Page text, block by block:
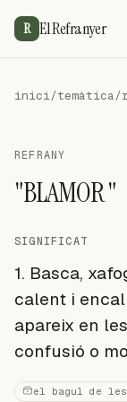
R El Refranyer
inici/temàtica/
REFRANY
"BLAMOR "
SIGNIFICAT
1. Basca,
calent i
apareix en
confusió o
el bagul de